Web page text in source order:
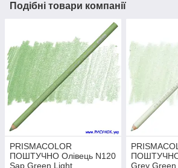
Подібні товари компанії
PRISMACOLOR
ПОШТУЧНО Олівець N120
Sap Green Light
ПОШТУЧНО
Grey Green